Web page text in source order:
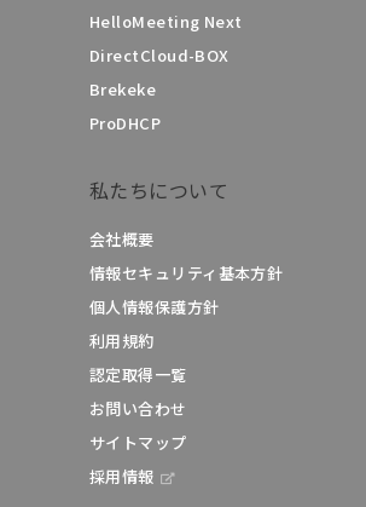
HelloMeeting Next
DirectCloud-BOX
Brekeke
ProDHCP
私たちについて
会社概要
情報セキュリティ基本方針
個人情報保護方針
利用規約
認定取得一覧
お問い合わせ
サイトマップ
採用情報